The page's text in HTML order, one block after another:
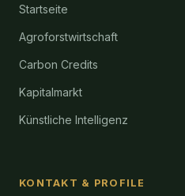
Startseite
Agroforstwirtschaft
Carbon Credits
Kapitalmarkt
Künstliche Intelligenz
KONTAKT & PROFILE